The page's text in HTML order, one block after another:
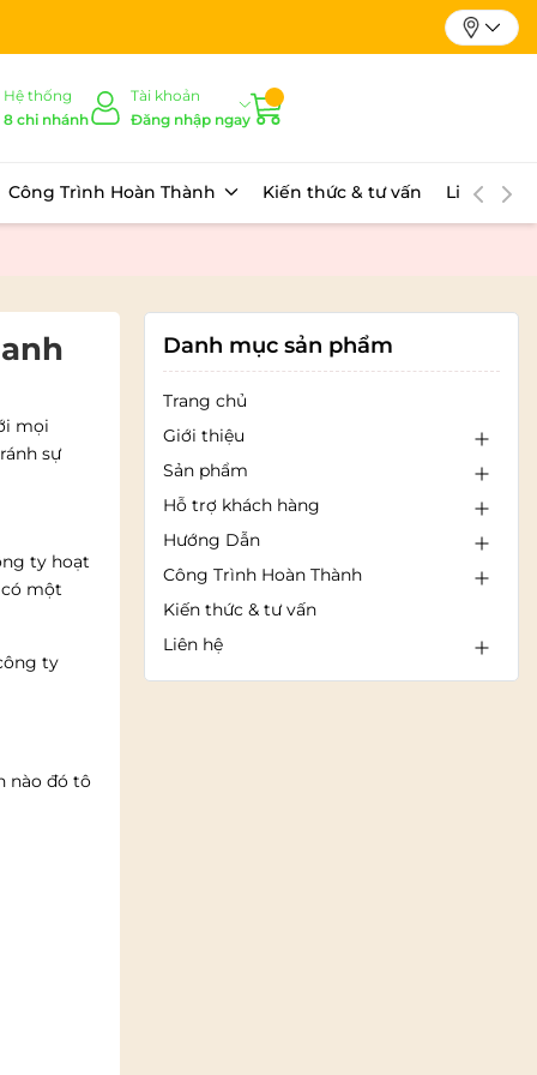
Hệ thống
8 chi nhánh
Tài khoản
Đăng nhập ngay
Công Trình Hoàn Thành Kiến thức & tư vấn Liên hệ
mọi
sự
ty hoạt
một
ty
nào đó tô
Danh mục sản phẩm
Trang chủ
Giới thiệu
Sản phẩm
Hỗ trợ khách hàng
Hướng Dẫn
Công Trình Hoàn Thành
Kiến thức & tư vấn
Liên hệ